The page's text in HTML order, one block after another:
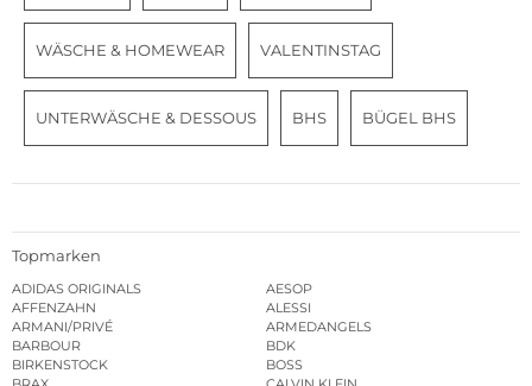
WÄSCHE & HOMEWEAR VALENTINSTAG
UNTERWÄSCHE & DESSOUS BHS BÜGEL BHS
Topmarken
ADIDAS ORIGINALS
AESOP
AFFENZAHN
ALESSI
ARMANI/PRIVÉ
ARMEDANGELS
BARBOUR
BDK
BIRKENSTOCK
BOSS